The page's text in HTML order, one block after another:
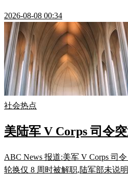
2026-08-08 00:34
社会热点
美陆军 V Corps 司令
ABC News 报道:美军 V Corps 司
轮换仅 8 周时被解职,陆军部未说